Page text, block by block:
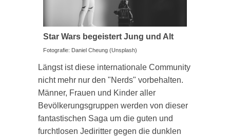
Star Wars begeistert Jung und Alt
Fotografie: Daniel Cheung (Unsplash)
Längst ist diese internationale Community
nicht mehr nur den "Nerds" vorbehalten.
Männer, Frauen und Kinder aller
Bevölkerungsgruppen werden von dieser
fantastischen Saga um die guten und
furchtlosen Jediritter gegen die dunklen